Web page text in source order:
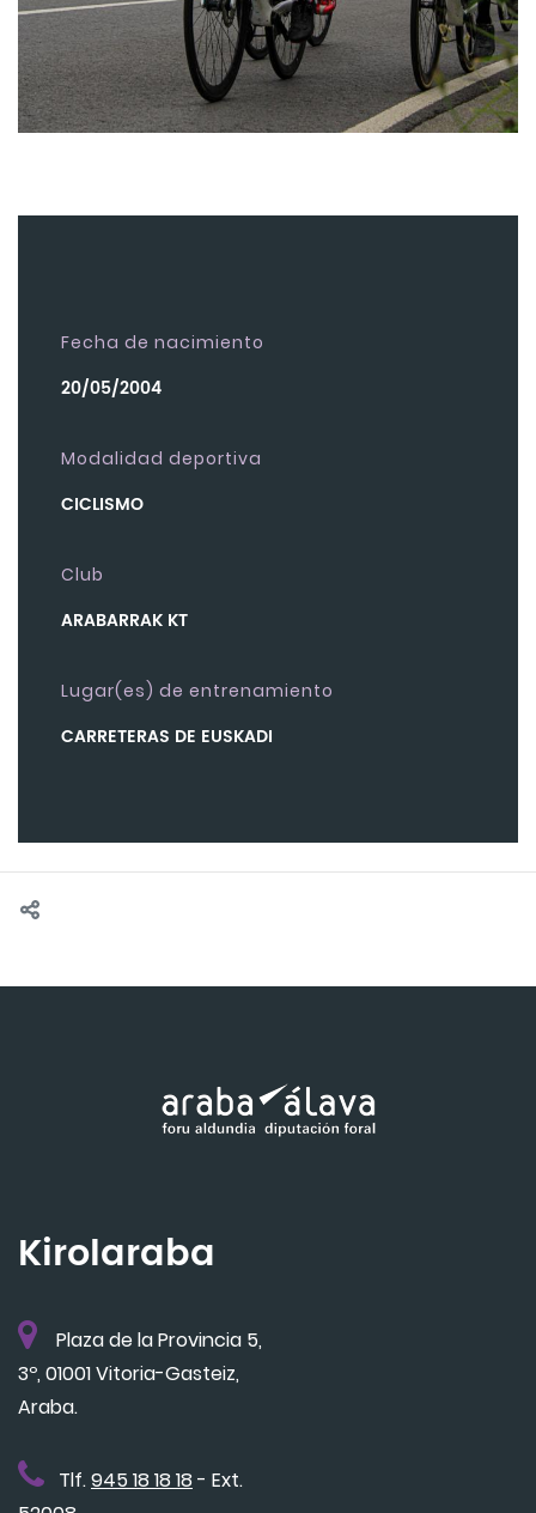
Fecha de nacimiento
20/05/2004
Modalidad deportiva
CICLISMO
Club
ARABARRAK KT
Lugar(es) de entrenamiento
CARRETERAS DE EUSKADI
Kirolaraba
Plaza de la Provincia 5,
3º, 01001 Vitoria-Gasteiz,
Araba.
Tlf.945 18 18 18 - Ext.